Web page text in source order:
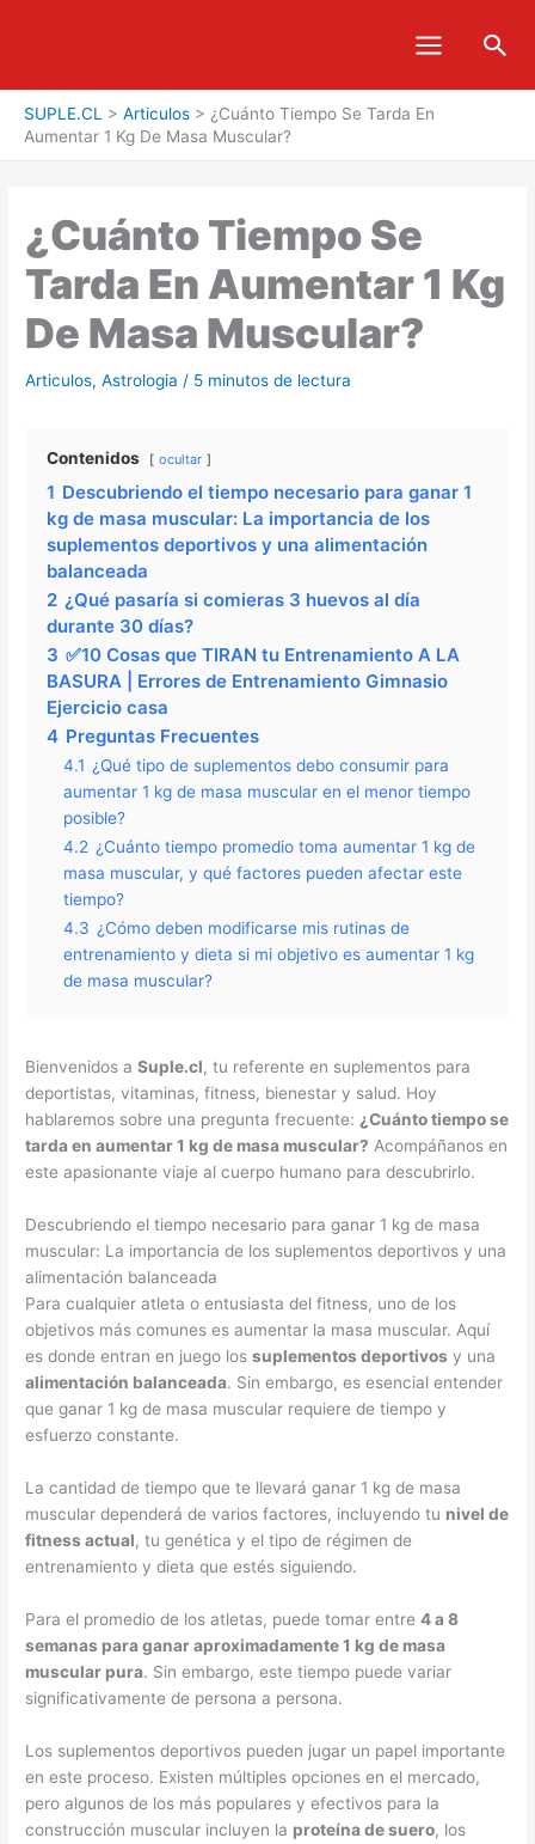
SUPLE.CL > Articulos > ¿Cuánto Tiempo Se Tarda En
Aumentar 1 Kg De Masa Muscular?
¿Cuánto Tiempo Se
Tarda En Aumentar 1 Kg
De Masa Muscular?
Articulos,Astrologia / 5 minutos de lectura
Contenidos ocultar
1 Descubriendo el tiempo necesario para ganar 1
kg de masa muscular: La importancia de los
suplementos deportivos y una alimentación
balanceada
2 ¿Qué pasaría si comieras 3 huevos al día
durante 30 días?
3 ✅10 Cosas que TIRAN tu Entrenamiento A LA
BASURA | Errores de Entrenamiento Gimnasio
Ejercicio casa
4 Preguntas Frecuentes
4.1 ¿Qué tipo de suplementos debo consumir para
aumentar 1 kg de masa muscular en el menor tiempo
posible?
4.2 ¿Cuánto tiempo promedio toma aumentar 1 kg de
masa muscular, y qué factores pueden afectar este
tiempo?
4.3 ¿Cómo deben modificarse mis rutinas de
entrenamiento y dieta si mi objetivo es aumentar 1 kg
de masa muscular?
Bienvenidos aSuple.cl, tu referente en suplementos para
deportistas, vitaminas, fitness, bienestar y salud. Hoy
hablaremos sobre una pregunta frecuente: ¿Cuánto tiempo se
tarda en aumentar 1 kg de masa muscular? Acompáñanos en
este apasionante viaje al cuerpo humano para descubrirlo.
Descubriendo el tiempo necesario para ganar 1 kg de masa
muscular: La importancia de los suplementos deportivos y una
alimentación balanceada
Para cualquier atleta o entusiasta del fitness, uno de los
objetivos más comunes es aumentar la masa muscular. Aquí
es donde entran en juego lossuplementos deportivos y una
alimentación balanceada. Sin embargo, es esencial entender
que ganar 1 kg de masa muscular requiere de tiempo y
esfuerzo constante.
La cantidad de tiempo que te llevará ganar 1 kg de masa
muscular dependerá de varios factores, incluyendo tu nivel de
fitness actual, tu genética y el tipo de régimen de
entrenamiento y dieta que estés siguiendo.
Para el promedio de los atletas, puede tomar entre4 a 8
semanas para ganar aproximadamente 1 kg de masa
muscular pura. Sin embargo, este tiempo puede variar
significativamente de persona a persona.
Los suplementos deportivos pueden jugar un papel importante
en este proceso. Existen múltiples opciones en el mercado,
pero algunos de los más populares y efectivos para la
construcción muscular incluyen la proteína de suero, los